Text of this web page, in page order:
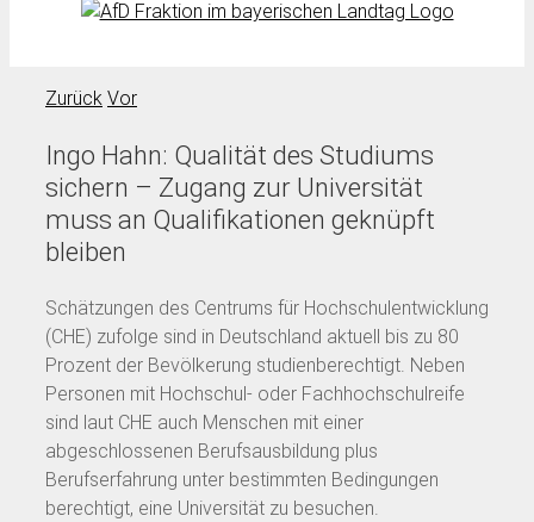
Zurück Vor
Ingo Hahn: Qualität des Studiums
sichern – Zugang zur Universität
muss an Qualifikationen geknüpft
bleiben
Schätzungen des Centrums für Hochschulentwicklung
(CHE) zufolge sind in Deutschland aktuell bis zu 80
Prozent der Bevölkerung studienberechtigt. Neben
Personen mit Hochschul- oder Fachhochschulreife
sind laut CHE auch Menschen mit einer
abgeschlossenen Berufsausbildung plus
Berufserfahrung unter bestimmten Bedingungen
berechtigt, eine Universität zu besuchen.